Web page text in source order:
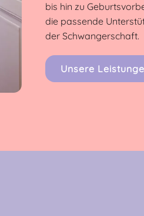
bis hin zu
die passende
der Schwangerschaft.
Unsere